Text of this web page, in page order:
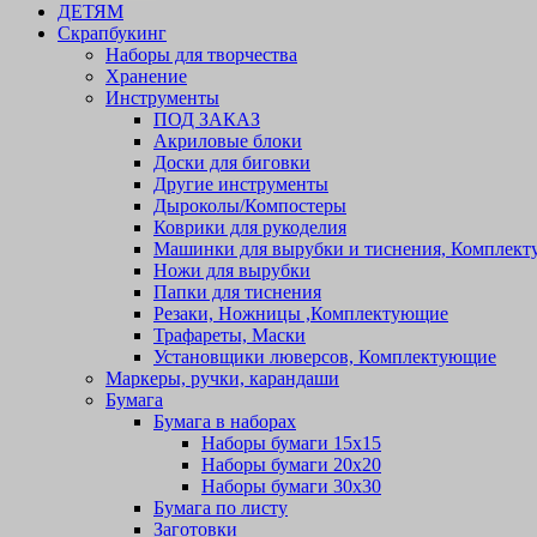
ДЕТЯМ
Скрапбукинг
Наборы для творчества
Хранение
Инструменты
ПОД ЗАКАЗ
Акриловые блоки
Доски для биговки
Другие инструменты
Дыроколы/Компостеры
Коврики для рукоделия
Машинки для вырубки и тиснения,
Ножи для вырубки
Папки для тиснения
Резаки, Ножницы ,Комплектующие
Трафареты, Маски
Установщики люверсов, Комплектующие
Маркеры, ручки, карандаши
Бумага
Бумага в наборах
Наборы бумаги 15х15
Наборы бумаги 20х20
Наборы бумаги 30х30
Бумага по листу
Заготовки